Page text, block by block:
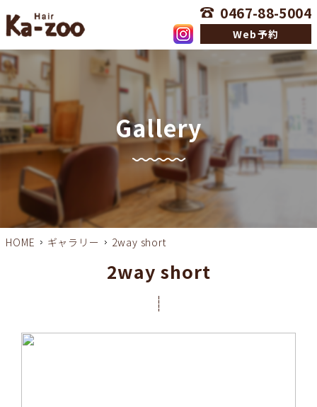
0467-88-5004
Web予約
Gallery
HOME ギャラリー 2way short
2way short